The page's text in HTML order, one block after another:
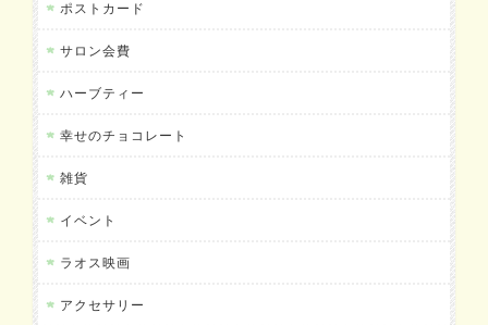
ポストカード
サロン会費
ハーブティー
幸せのチョコレート
雑貨
イベント
ラオス映画
アクセサリー